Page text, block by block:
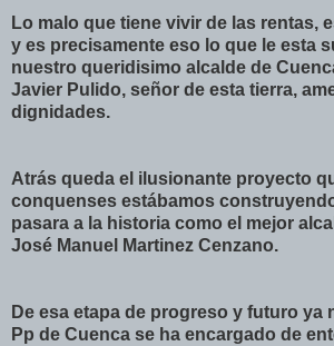
Lo malo que tiene vivir de las rentas,
y es precisamente eso lo que le esta
nuestro queridisimo alcalde de
Javier Pulido, señor de esta tierra,
dignidades.
Atrás queda el ilusionante proyecto
conquenses estábamos
pasara a la historia como el mejor
José Manuel Martinez Cenzano.
De esa etapa de progreso y futuro ya
Pp de Cuenca se ha encargado de